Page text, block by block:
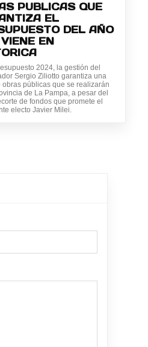
PUBLICAS QUE
EL
DEL AÑO
EN
2024, la gestión del
Sergio Ziliotto garantiza una
obras públicas que se realizarán
de La Pampa, a pesar del
de fondos que promete el
electo Javier Milei.